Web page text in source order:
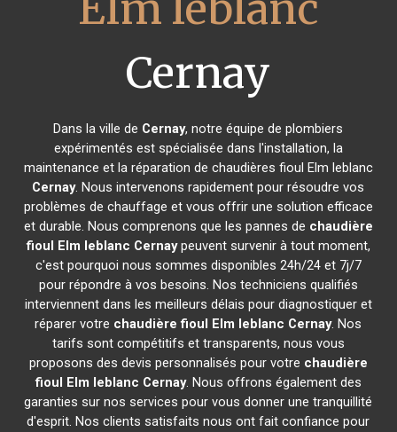
Cernay
Dans la ville de Cernay, notre équipe de plombiers
expérimentés est spécialisée dans l'installation, la
maintenance et la réparation de chaudières fioul Elm leblanc
Cernay. Nous intervenons rapidement pour résoudre vos
problèmes de chauffage et vous offrir une solution efficace
et durable. Nous comprenons que les pannes de chaudière
fioul Elm leblanc Cernaypeuvent survenir à tout moment,
c'est pourquoi nous sommes disponibles 24h/24 et 7j/7
pour répondre à vos besoins. Nos techniciens qualifiés
interviennent dans les meilleurs délais pour diagnostiquer et
réparer votre chaudière fioul Elm leblanc Cernay. Nos
tarifs sont compétitifs et transparents, nous vous
proposons des devis personnalisés pour votre chaudière
fioul Elm leblanc Cernay. Nous offrons également des
garanties sur nos services pour vous donner une tranquillité
d'esprit. Nos clients satisfaits nous ont fait confiance pour